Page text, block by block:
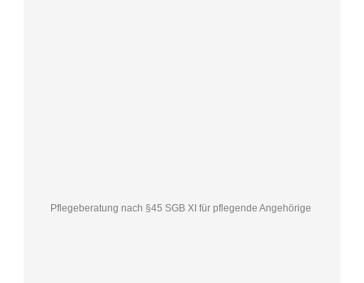
Pflegeberatung nach §45 SGB XI für pflegende Angehörige